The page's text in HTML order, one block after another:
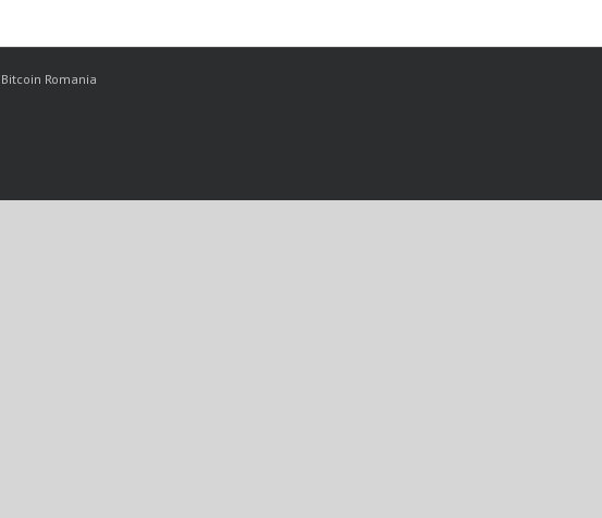
Bitcoin Romania